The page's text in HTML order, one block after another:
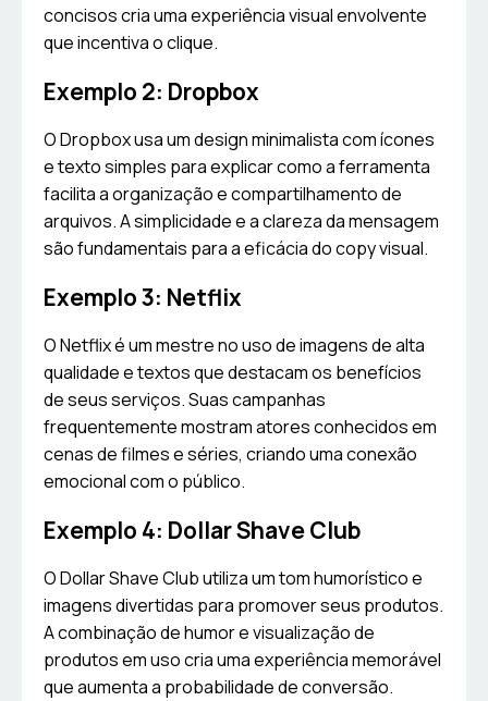
concisos cria uma experiência visual envolvente
que incentiva o clique.
Exemplo 2: Dropbox
O Dropbox usa um design minimalista com ícones
e texto simples para explicar como a ferramenta
facilita a organização e compartilhamento de
arquivos. A simplicidade e a clareza da mensagem
são fundamentais para a eficácia do copy visual.
Exemplo 3: Netflix
O Netflix é um mestre no uso de imagens de alta
qualidade e textos que destacam os benefícios
de seus serviços. Suas campanhas
frequentemente mostram atores conhecidos em
cenas de filmes e séries, criando uma conexão
emocional com o público.
Exemplo 4: Dollar Shave Club
O Dollar Shave Club utiliza um tom humorístico e
imagens divertidas para promover seus produtos.
A combinação de humor e visualização de
produtos em uso cria uma experiência memorável
que aumenta a probabilidade de conversão.